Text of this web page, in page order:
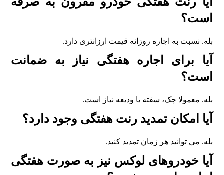
است؟
بله. نسبت به اجاره روزانه قیمت ارزانتری دارد.
آیا برای اجاره هفتگی نیاز به ضمانت
است؟
بله. معمولا چک، سفته یا ودیعه نیاز است.
آیا امکان تمدید رنت هفتگی وجود دارد؟
بله. می توانید هر زمان تمدید کنید.
آیا خودروهای لوکس نیز به صورت هفتگی